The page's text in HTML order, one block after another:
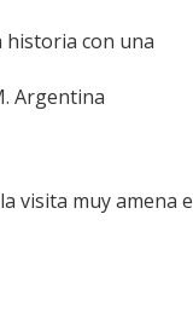
historia con una
Argentina
visita muy amena e